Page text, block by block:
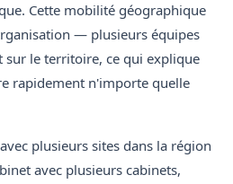
Cette mobilité géographique
— plusieurs équipes
le territoire, ce qui explique
rapidement n'importe quelle
plusieurs sites dans la région
avec plusieurs cabinets,